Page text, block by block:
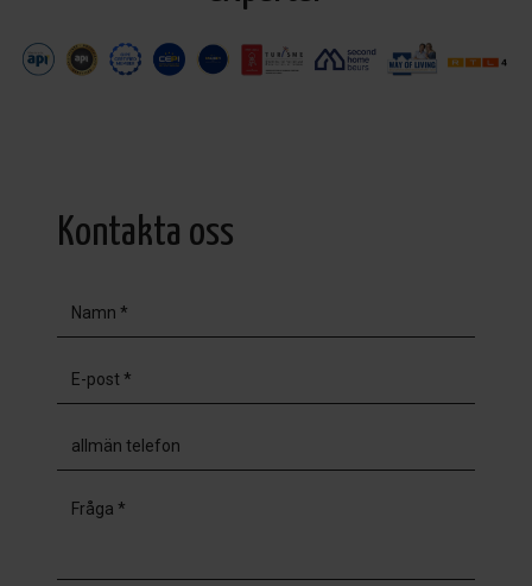
Kontakta oss